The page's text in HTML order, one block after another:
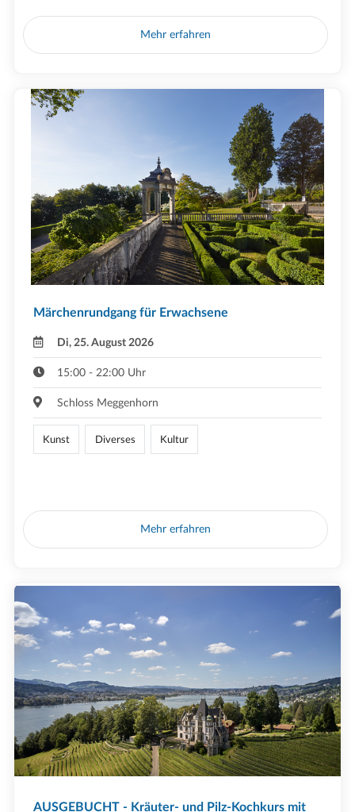
Mehr erfahren
Märchenrundgang für Erwachsene
Di, 25. August 2026
15:00 - 22:00 Uhr
Schloss Meggenhorn
Kunst Diverses Kultur
Mehr erfahren
AUSGEBUCHT - Kräuter- und Pilz-Kochkurs mit